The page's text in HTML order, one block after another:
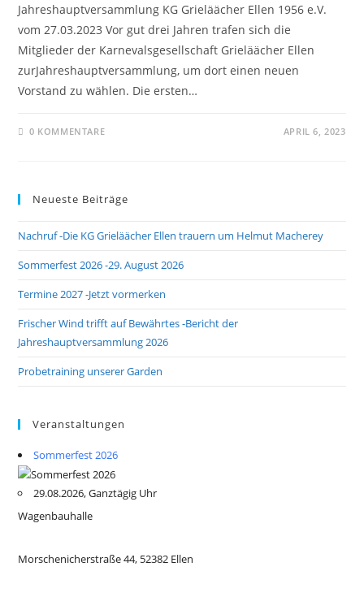
Jahreshauptversammlung KG Grieläächer Ellen 1956 e.V.
vom 27.03.2023 Vor gut drei Jahren trafen sich die
Mitglieder der Karnevalsgesellschaft Grieläächer Ellen
zurJahreshauptversammlung, um dort einen neuen
Vorstand zu wählen. Die ersten…
0 KOMMENTARE APRIL 6, 2023
Neueste Beiträge
Nachruf -Die KG Grieläächer Ellen trauern um Helmut Macherey
Sommerfest 2026 -29. August 2026
Termine 2027 -Jetzt vormerken
Frischer Wind trifft auf Bewährtes -Bericht der
Jahreshauptversammlung 2026
Probetraining unserer Garden
Veranstaltungen
Sommerfest 2026
29.08.2026, Ganztägig Uhr
Wagenbauhalle
Morschenicherstraße 44, 52382 Ellen